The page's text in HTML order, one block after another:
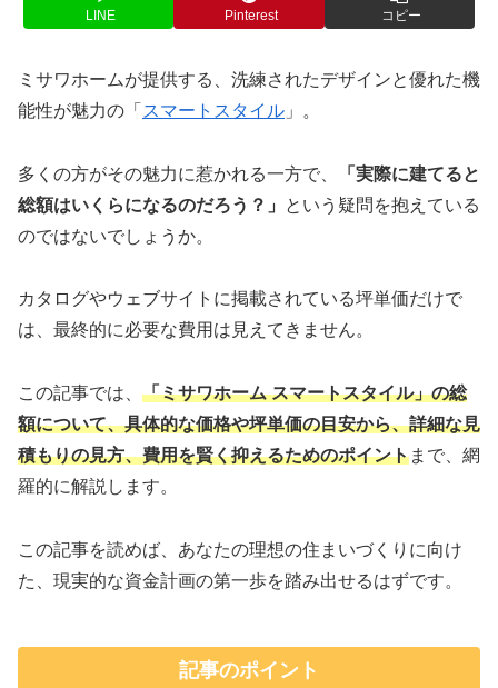
LINE Pinterest コピー
ミサワホームが提供する、洗練されたデザインと優れた機
能性が魅力の「 スマートスタイル 」。
多くの方がその魅力に惹かれる一方で、
「実際に建てると
総額はいくらになるのだろう？」
という疑問を抱えている
のではないでしょうか。
カタログやウェブサイトに掲載されている坪単価だけで
は、最終的に必要な費用は見えてきません。
この記事では、 「ミサワホーム スマートスタイル」の総
額について、具体的な価格や坪単価の目安から、詳細な見
積もりの見方、費用を賢く抑えるためのポイントまで、網
羅的に解説します。
この記事を読めば、あなたの理想の住まいづくりに向け
た、現実的な資金計画の第一歩を踏み出せるはずです。
記事のポイント